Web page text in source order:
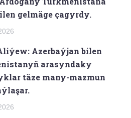
gelmäge çagyrdy.
Azerbaýjan bilen
arasyndaky
täze many-mazmun